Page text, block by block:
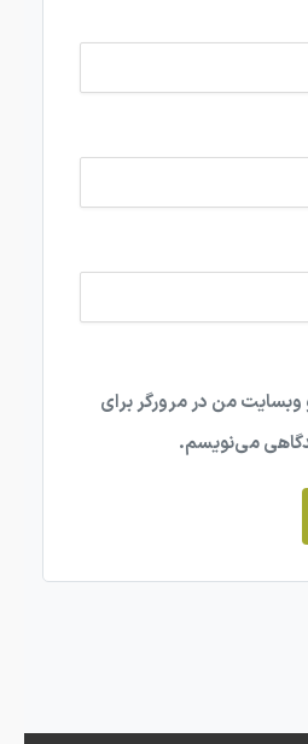
وبسایت من در مرورگر برای
می‌نویسم.